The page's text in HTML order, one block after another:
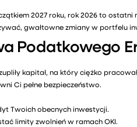
2027 roku, rok 2026 to
gwałtowne zmiany w portfelu
Podatkowego
kapitał, na który ciężko
Ci pełne bezpieczeństwo.
Twoich obecnych inwestycji.
limity zwolnień w ramach OKI.